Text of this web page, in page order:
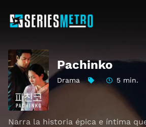
Pachinko
Drama 5 min.
Narra la historia épica e íntima